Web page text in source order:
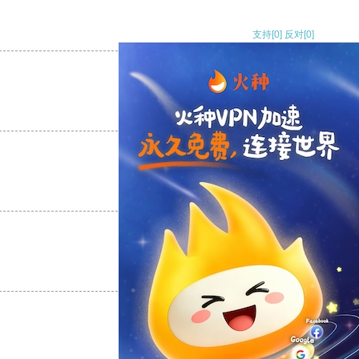
支持[0] 反对[0]
支持[0] 反对
支持
反对 [0]
支持[0] 反对[0]